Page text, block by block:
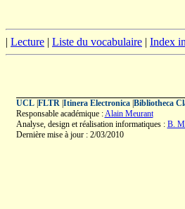
| Lecture | Liste du vocabulaire | Index
UCL| FLTR| Itinera Electronica| Bibliotheca
Responsable académique :Alain Meurant
Analyse, design et réalisation informatiques : B.
Dernière mise à jour : 2/03/2010